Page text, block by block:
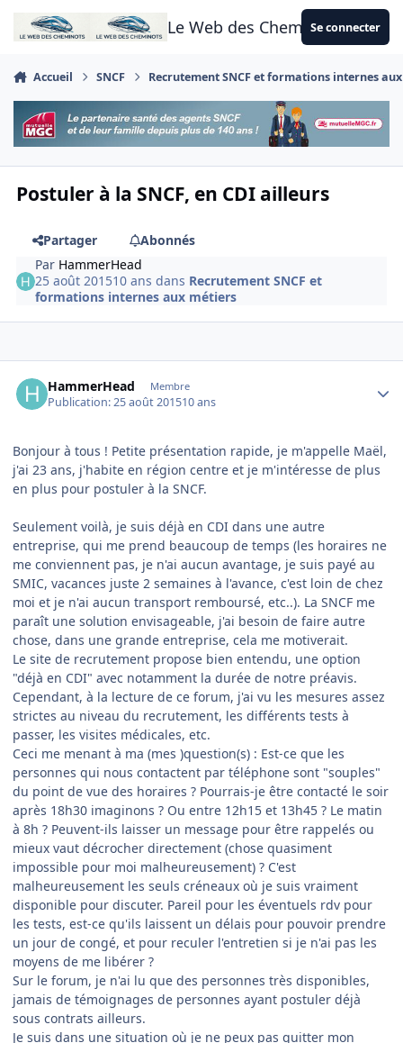
Aller au contenu
Le Web des CheminotsSe connecter
Accueil SNCF Recrutement SNCF et formations internes
Postuler à la SNCF, en CDI ailleurs
Partager
Abonnés
Par HammerHead
25 août 201510 ans dans Recrutement SNCF et
formations internes aux métiers
HammerHead Membre
Publication:25 août 201510 ans
Bonjour à tous ! Petite présentation rapide, je m'appelle Maël,
j'ai 23 ans, j'habite en région centre et je m'intéresse de plus
en plus pour postuler à la SNCF.
Seulement voilà, je suis déjà en CDI dans une autre
entreprise, qui me prend beaucoup de temps (les horaires ne
me conviennent pas, je n'ai aucun avantage, je suis payé au
SMIC, vacances juste 2 semaines à l'avance, c'est loin de chez
moi et je n'ai aucun transport remboursé, etc..). La SNCF me
paraît une solution envisageable, j'ai besoin de faire autre
chose, dans une grande entreprise, cela me motiverait.
Le site de recrutement propose bien entendu, une option
"déjà en CDI" avec notamment la durée de notre préavis.
Cependant, à la lecture de ce forum, j'ai vu les mesures assez
strictes au niveau du recrutement, les différents tests à
passer, les visites médicales, etc.
Ceci me menant à ma (mes )question(s) : Est-ce que les
personnes qui nous contactent par téléphone sont "souples"
du point de vue des horaires ? Pourrais-je être contacté le soir
après 18h30 imaginons ? Ou entre 12h15 et 13h45 ? Le matin
à 8h ? Peuvent-ils laisser un message pour être rappelés ou
mieux vaut décrocher directement (chose quasiment
impossible pour moi malheureusement) ? C'est
malheureusement les seuls créneaux où je suis vraiment
disponible pour discuter. Pareil pour les éventuels rdv pour
les tests, est-ce qu'ils laissent un délais pour pouvoir prendre
un jour de congé, et pour reculer l'entretien si je n'ai pas les
moyens de me libérer ?
Sur le forum, je n'ai lu que des personnes très disponibles,
jamais de témoignages de personnes ayant postuler déjà
sous contrats ailleurs.
Je suis dans une situation où je ne peux pas quitter mon